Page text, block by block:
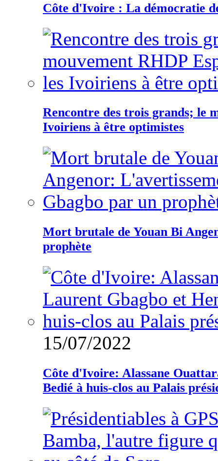
Côte d'Ivoire : La démocratie
Rencontre des trois grands; le
Ivoiriens à être optimistes
Mort brutale de Youan Bi
prophète
15/07/2022
Côte d'Ivoire: Alassane
Bedié à huis-clos au Palais